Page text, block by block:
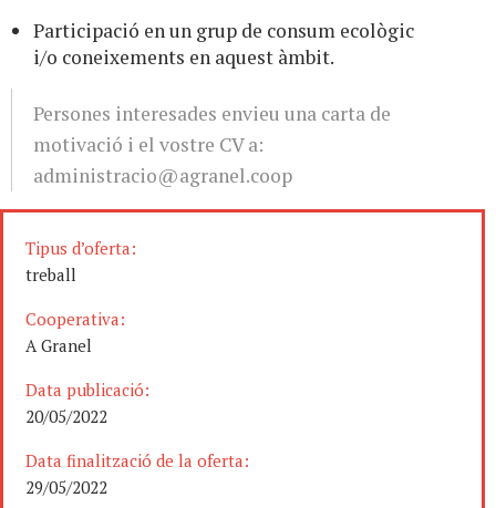
Participació en un grup de consum ecològic
i/o coneixements en aquest àmbit.
Persones interesades envieu una carta de
motivació i el vostre CV a:
administracio@agranel.coop
Tipus d’oferta:
treball
Cooperativa:
A Granel
Data publicació:
20/05/2022
Data finalització de la oferta:
29/05/2022